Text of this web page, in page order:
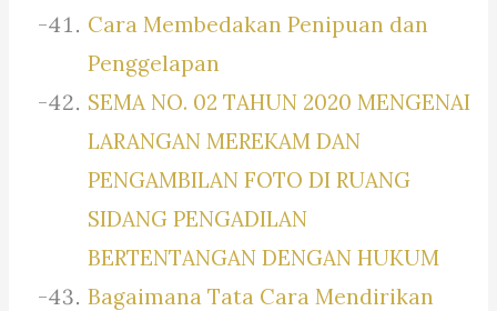
Cara Membedakan Penipuan dan
Penggelapan
SEMA NO. 02 TAHUN 2020 MENGENAI
LARANGAN MEREKAM DAN
PENGAMBILAN FOTO DI RUANG
SIDANG PENGADILAN
BERTENTANGAN DENGAN HUKUM
Bagaimana Tata Cara Mendirikan